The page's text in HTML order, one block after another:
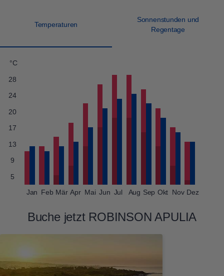
Temperaturen
Sonnenstunden und
Regentage
°C
28
24
20
17
13
9
5
Jan Feb Mär Apr Mai Jun Jul Aug Sep Okt Nov Dez
Buche jetzt ROBINSON APULIA